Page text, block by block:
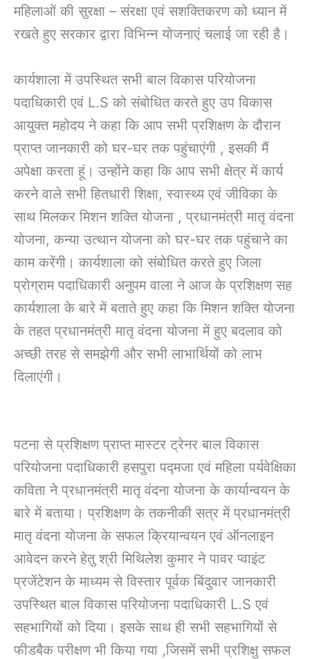
महिलाओं की सुरक्षा – संरक्षा एवं सशक्तिकरण को ध्यान में
रखते हुए सरकार द्वारा विभिन्न योजनाएं चलाई जा रही है।
कार्यशाला में उपस्थित सभी बाल विकास परियोजना
पदाधिकारी एवं L.S को संबोधित करते हुए उप विकास
आयुक्त महोदय ने कहा कि आप सभी प्रशिक्षण के दौरान
प्राप्त जानकारी को घर-घर तक पहुंचाएंगी , इसकी मैं
अपेक्षा करता हूं। उन्होंने कहा कि आप सभी क्षेत्र में कार्य
करने वाले सभी हितधारी शिक्षा, स्वास्थ्य एवं जीविका के
साथ मिलकर मिशन शक्ति योजना , प्रधानमंत्री मातृ वंदना
योजना, कन्या उत्थान योजना को घर-घर तक पहुंचाने का
काम करेंगी। कार्यशाला को संबोधित करते हुए जिला
प्रोग्राम पदाधिकारी अनुपम वाला ने आज के प्रशिक्षण सह
कार्यशाला के बारे में बताते हुए कहा कि मिशन शक्ति योजना
के तहत प्रधानमंत्री मातृ वंदना योजना में हुए बदलाव को
अच्छी तरह से समझेगी और सभी लाभार्थियों को लाभ
दिलाएंगी।
पटना से प्रशिक्षण प्राप्त मास्टर ट्रेनर बाल विकास
परियोजना पदाधिकारी हसपुरा पद्मजा एवं महिला पर्यवेक्षिका
कविता ने प्रधानमंत्री मातृ वंदना योजना के कार्यान्वयन के
बारे में बताया। प्रशिक्षण के तकनीकी सत्र में प्रधानमंत्री
मातृ वंदना योजना के सफल क्रियान्वयन एवं ऑनलाइन
आवेदन करने हेतु श्री मिथिलेश कुमार ने पावर प्वाइंट
प्रजेंटेशन के माध्यम से विस्तार पूर्वक बिंदुवार जानकारी
उपस्थित बाल विकास परियोजना पदाधिकारी L.S एवं
सहभागियों को दिया। इसके साथ ही सभी सहभागियों से
फीडबैक परीक्षण भी किया गया ,जिसमें सभी प्रशिक्षु सफल